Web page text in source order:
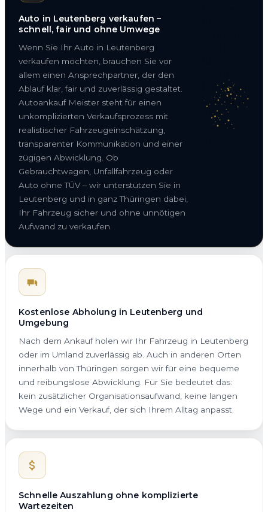
Auto in Leutenberg verkaufen –
schnell, fair und ohne Umwege
Wenn Sie Ihr Auto in Leutenberg
verkaufen möchten, brauchen Sie vor
allem einen Ansprechpartner, der den
Ablauf klar, fair und zuverlässig gestaltet.
Autoankauf Meister steht für einen
unkomplizierten Verkaufsprozess mit
realistischer Fahrzeugeinschätzung,
transparenter Kommunikation und einer
zügigen Abwicklung. Ob
Gebrauchtwagen, Unfallfahrzeug oder
Auto ohne TÜV – wir unterstützen Sie in
Leutenberg und in ganz Thüringen dabei,
Ihr Fahrzeug sicher und ohne unnötigen
Aufwand zu verkaufen.
Kostenlose Abholung in Leutenberg und
Umgebung
Nach dem Ankauf holen wir Ihr Fahrzeug in Leutenberg
oder im Umland zuverlässig ab. Auch in anderen Orten
innerhalb von Thüringen sorgen wir für eine bequeme
und reibungslose Abwicklung. Für Sie bedeutet das:
kein zusätzlicher Organisationsaufwand, keine langen
Wege und ein Verkauf, der sich Ihrem Alltag anpasst.
Schnelle Auszahlung ohne komplizierte
Wartezeiten